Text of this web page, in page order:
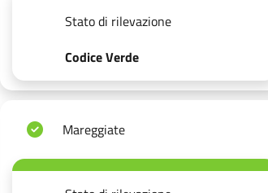
Stato di rilevazione
Codice Verde
Mareggiate